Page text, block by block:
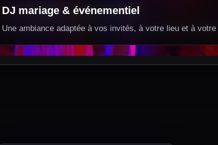
DJ mariage & événementiel
Une ambiance adaptée à vos invités, à votre lieu et à
DJ mariage & événementiel
Une ambiance adaptée à vos invités, à votre lieu et à